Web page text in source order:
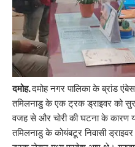
दमोह.दमोह नगर पालिका के ब्रांड
तमिलनाडु के एक ट्रक ड्राइवर को
वजह से और चोरी की घटना के कारण
तमिलनाडु के कोयंबटूर निवासी